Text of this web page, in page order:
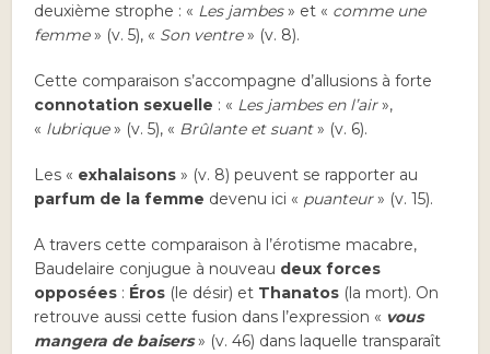
deuxième strophe : « Les jambes» et « comme une
femme» (v. 5), « Son ventre» (v. 8).
Cette comparaison s’accompagne d’allusions à forte
connotation sexuelle : « Les jambes en l’air»,
« lubrique» (v. 5), « Brûlante et suant» (v. 6).
Les « exhalaisons» (v. 8) peuvent se rapporter au
parfum de la femme devenu ici « puanteur» (v. 15).
A travers cette comparaison à l’érotisme macabre,
Baudelaire conjugue à nouveau deux forces
opposées : Éros (le désir) et Thanatos (la mort). On
retrouve aussi cette fusion dans l’expression « vous
mangera de baisers» (v. 46) dans laquelle transparaît